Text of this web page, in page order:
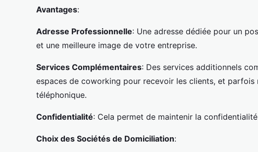
Avantages:
Adresse Professionnelle: Une adresse dédiée pour un
et une meilleure image de votre entreprise.
Services Complémentaires: Des services additionnels
espaces de coworking pour recevoir les clients, et parfois
téléphonique.
Confidentialité: Cela permet de maintenir la
Choix des Sociétés de Domiciliation: